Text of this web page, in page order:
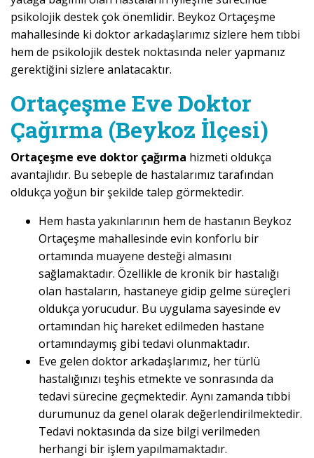
psikolojik destek çok önemlidir. Beykoz Ortaçeşme
mahallesinde ki doktor arkadaşlarımız sizlere hem tıbbi
hem de psikolojik destek noktasında neler yapmanız
gerektiğini sizlere anlatacaktır.
Ortaçeşme Eve Doktor
Çağırma (Beykoz İlçesi)
Ortaçeşme eve doktor çağırma hizmeti oldukça
avantajlıdır. Bu sebeple de hastalarımız tarafından
oldukça yoğun bir şekilde talep görmektedir.
Hem hasta yakınlarının hem de hastanın Beykoz
Ortaçeşme mahallesinde evin konforlu bir
ortamında muayene desteği almasını
sağlamaktadır. Özellikle de kronik bir hastalığı
olan hastaların, hastaneye gidip gelme süreçleri
oldukça yorucudur. Bu uygulama sayesinde ev
ortamından hiç hareket edilmeden hastane
ortamındaymış gibi tedavi olunmaktadır.
Eve gelen doktor arkadaşlarımız, her türlü
hastalığınızı teşhis etmekte ve sonrasında da
tedavi sürecine geçmektedir. Aynı zamanda tıbbi
durumunuz da genel olarak değerlendirilmektedir.
Tedavi noktasında da size bilgi verilmeden
herhangi bir işlem yapılmamaktadır.